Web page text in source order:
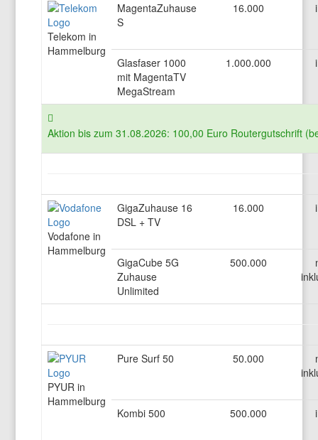
Telekom in
Hammelburg
MagentaZuhause
S
16.000
Glasfaser 1000
mit MagentaTV
MegaStream
1.000.000
Aktion bis zum 31.08.2026: 100,00 Euro Routergutschrift
Vodafone in
Hammelburg
GigaZuhause 16
DSL + TV
16.000
GigaCube 5G
Zuhause
Unlimited
500.000
PYUR in
Hammelburg
Pure Surf 50 50.000
Kombi 500 500.000